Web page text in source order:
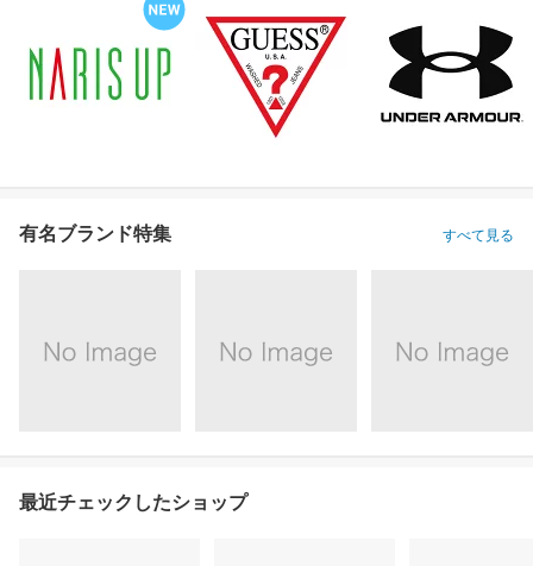
有名ブランド特集 すべて見る
最近チェックしたショップ